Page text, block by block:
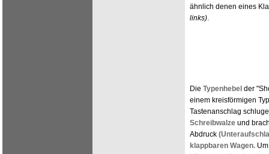
ähnlich denen eines
links).
Die Typenhebel der
einem kreisförmigen
Tastenanschlag
Schreibwalze und
Abdruck
klappbaren Wagen.